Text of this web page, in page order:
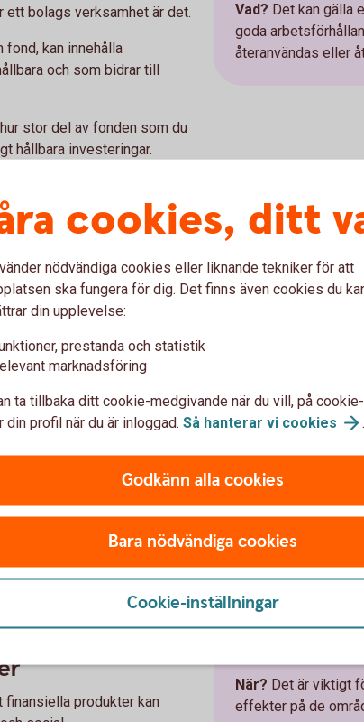
ett bolags verksamhet är det.
kan innehålla
och som bidrar till
stor del av fonden som du
hållbara investeringar.
Vad? Det kan gälla
goda
återanvändas eller
och socialt
om hållbara
hållbar investering från ett
kan innehålla
och bidrar till ett
del av fonden som du vill
Exempel
Du har en
Det kan till
som även har bra
undviker
finansiella produkter kan
Exempel
När? Det är viktigt
effekter på de
cookies, ditt
nödvändiga cookies eller liknande tekniker för att
ska fungera för dig. Det finns även cookies du
din upplevelse:
prestanda och statistik
marknadsföring
ta tillbaka ditt cookie-medgivande när du vill, på
din profil när du är inloggad. Så hanterar vi cookies .
Godkänn alla cookies
Bara nödvändiga cookies
Cookie-inställningar